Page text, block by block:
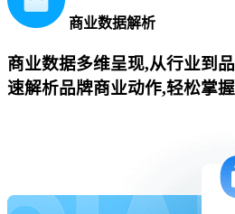
商业数据解析
商业数据多维呈现,从行业到
速解析品牌商业动作,轻松掌握